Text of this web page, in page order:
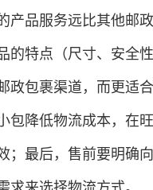
品服务远比其他邮政
的特点（尺寸、安全
政包裹渠道，而更适
包降低物流成本，在
最后，售前要明确